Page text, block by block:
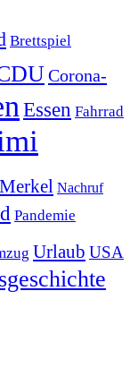
Brettspiel
Corona-
Essen Fahrrad
Merkel Nachruf
Pandemie
Urlaub USA